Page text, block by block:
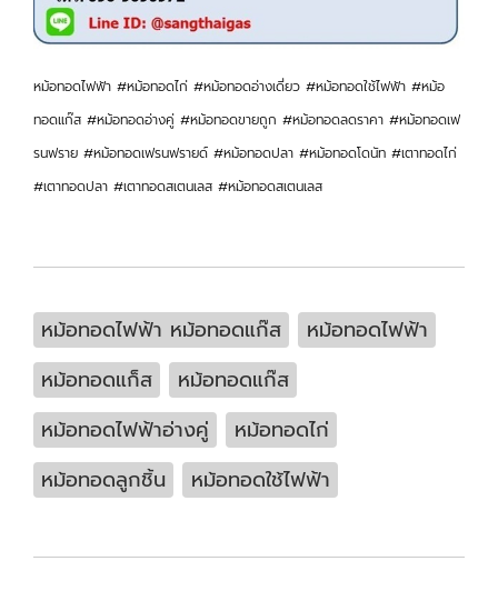
หม้อทอดไฟฟ้า #หม้อทอดไก่ #หม้อทอดอ่างเดี่ยว #หม้อทอดใช้ไฟฟ้า #หม้อ
ทอดแก๊ส #หม้อทอดอ่างคู่ #หม้อทอดขายถูก #หม้อทอดลดราคา #หม้อทอดเฟ
รนฟราย #หม้อทอดเฟรนฟรายด์ #หม้อทอดปลา #หม้อทอดโดนัท #เตาทอดไก่
#เตาทอดปลา #เตาทอดสเตนเลส #หม้อทอดสเตนเลส
หม้อทอดไฟฟ้า หม้อทอดแก๊ส
หม้อทอดไฟฟ้า
หม้อทอดแก็ส
หม้อทอดแก๊ส
หม้อทอดไฟฟ้าอ่างคู่
หม้อทอดไก่
หม้อทอดลูกชิ้น
หม้อทอดใช้ไฟฟ้า